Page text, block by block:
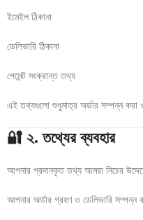
ইমেইল ঠিকানা
ডেলিভারি ঠিকানা
পেমেন্ট সংক্রান্ত তথ্য
এই তথ্যগুলো শুধুমাত্র অর্ডার সম্পন্ন করা
🔐 ২. তথ্যের ব্যবহার
আপনার প্রদানকৃত তথ্য আমরা নিচের
আপনার অর্ডার গ্রহণ ও ডেলিভারি সম্পন্ন